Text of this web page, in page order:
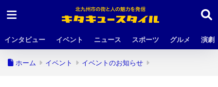
インタビュー イベント ニュース スポーツ グルメ 演劇
ホーム イベント イベントのお知らせ